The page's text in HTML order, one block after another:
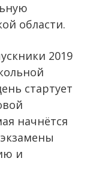
области.
2019
стартует
начнётся
и